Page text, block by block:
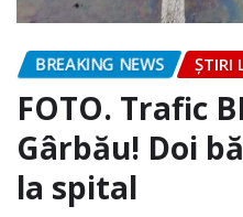
BREAKING NEWS ȘTIRI
FOTO. Trafic
Gârbău! Doi
la spital